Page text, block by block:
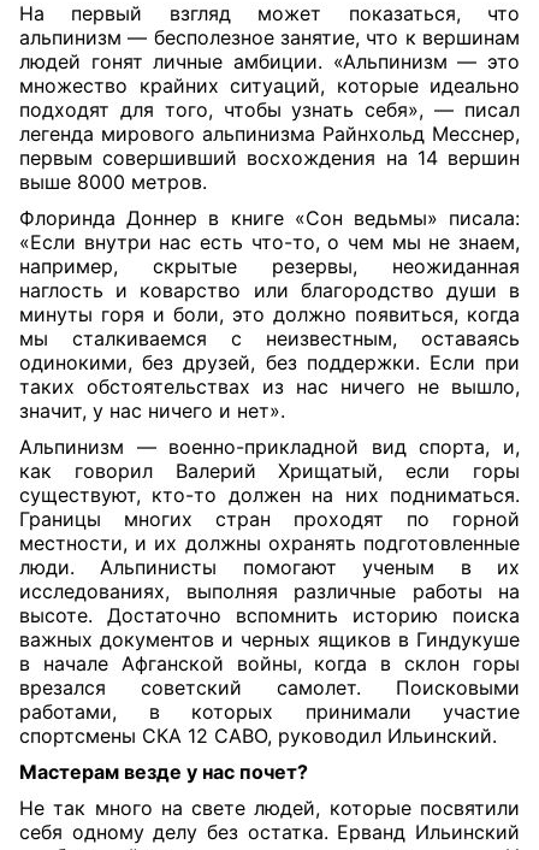
На первый взгляд может показаться, что
альпинизм — бесполезное занятие, что к вершинам
людей гонят личные амбиции. «Альпинизм — это
множество крайних ситуаций, которые идеально
подходят для того, чтобы узнать себя», — писал
легенда мирового альпинизма Райнхольд Месснер,
первым совершивший восхождения на 14 вершин
выше 8000 метров.
Флоринда Доннер в книге «Сон ведьмы» писала:
«Если внутри нас есть что-то, о чем мы не знаем,
например, скрытые резервы, неожиданная
наглость и коварство или благородство души в
минуты горя и боли, это должно появиться, когда
мы сталкиваемся с неизвестным, оставаясь
одинокими, без друзей, без поддержки. Если при
таких обстоятельствах из нас ничего не вышло,
значит, у нас ничего и нет».
Альпинизм — военно-прикладной вид спорта, и,
как говорил Валерий Хрищатый, если горы
существуют, кто-то должен на них подниматься.
Границы многих стран проходят по горной
местности, и их должны охранять подготовленные
люди. Альпинисты помогают ученым в их
исследованиях, выполняя различные работы на
высоте. Достаточно вспомнить историю поиска
важных документов и черных ящиков в Гиндукуше
в начале Афганской войны, когда в склон горы
врезался советский самолет. Поисковыми
работами, в которых принимали участие
спортсмены СКА 12 САВО, руководил Ильинский.
Мастерам везде у нас почет?
Не так много на свете людей, которые посвятили
себя одному делу без остатка. Ерванд Ильинский